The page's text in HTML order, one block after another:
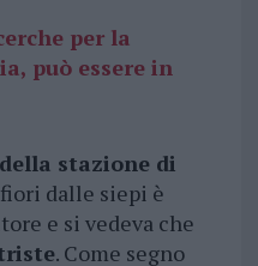
per la
può essere in
stazione di
dalle siepi è
e si vedeva che
. Come segno